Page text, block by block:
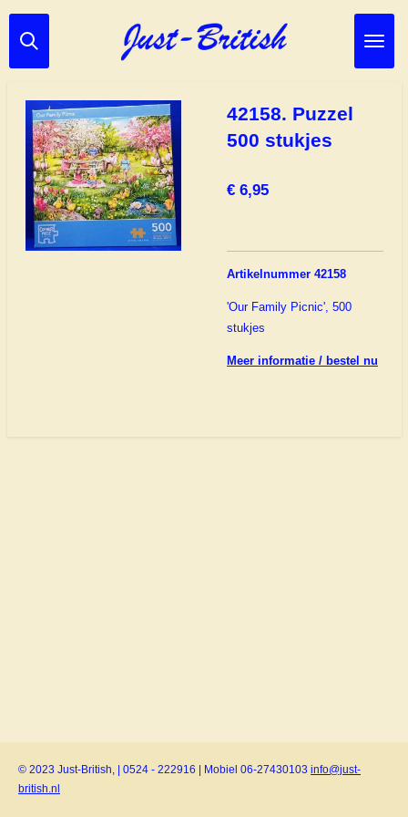
Ga
direct
hoofdinhoud
42158. Puzzel
500 stukjes
€ 6,95
Artikelnummer 42158
'Our Family Picnic', 500
stukjes
Meer informatie / bestel nu
© 2023 Just-British, | 0524 - 222916 | Mobiel 06-27430103 info@just-
british.nl